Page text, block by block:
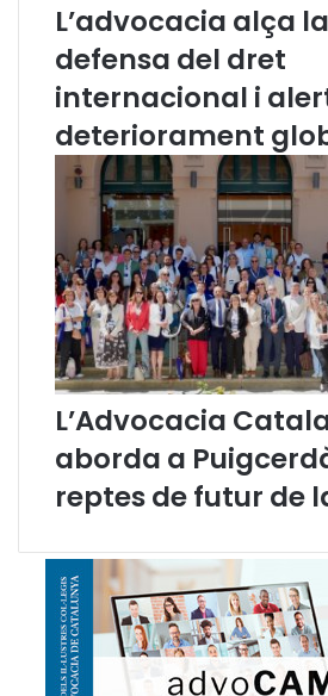
L’advocacia alça
defensa del dret
internacional i
deteriorament
L’Advocacia
aborda a
reptes de futur de